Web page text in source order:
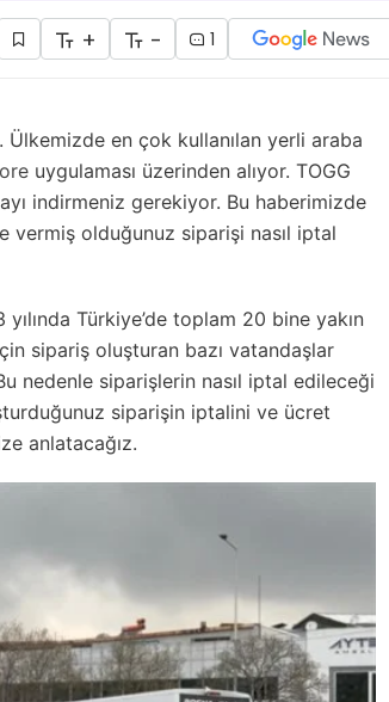
+ - 1
Ülkemizde en çok kullanılan yerli araba
uygulaması üzerinden alıyor. TOGG
indirmeniz gerekiyor. Bu haberimizde
vermiş olduğunuz siparişi nasıl iptal
Türkiye’de toplam 20 bine yakın
sipariş oluşturan bazı vatandaşlar
nedenle siparişlerin nasıl iptal edileceği
siparişin iptalini ve ücret
anlatacağız.